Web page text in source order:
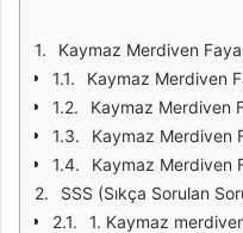
Kaymaz Merdiven
Kaymaz Merdiven
Kaymaz Merdiven
Kaymaz Merdiven
Kaymaz Merdiven
SSS (Sıkça Sorulan
1. Kaymaz merdiven